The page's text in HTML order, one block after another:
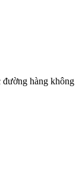
đường hàng không